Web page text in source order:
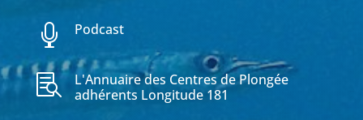
 Podcast

L'Annuaire des Centres de Plongée
adhérents Longitude 181